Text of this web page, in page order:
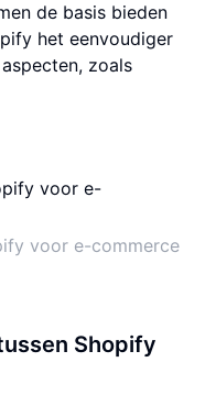
de basis bieden
het eenvoudiger
zoals
voor e-commerce
Shopify